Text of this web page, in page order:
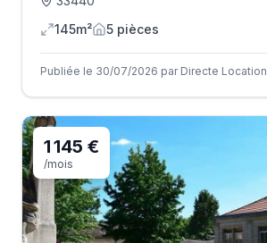
145m²
5 pièces
Publiée le 30/07/2026 par Directe Location
1 145 €
/mois